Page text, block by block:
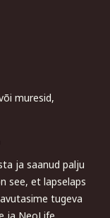
muresid,
ja saanud palju
see, et lapselaps
tugeva